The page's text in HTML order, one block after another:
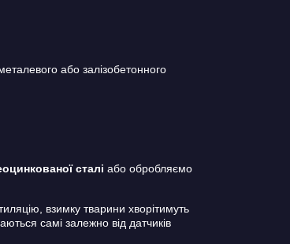
або залізобетонного
сталі або обробляємо
взимку тварини хворітимуть
самі залежно від датчиків